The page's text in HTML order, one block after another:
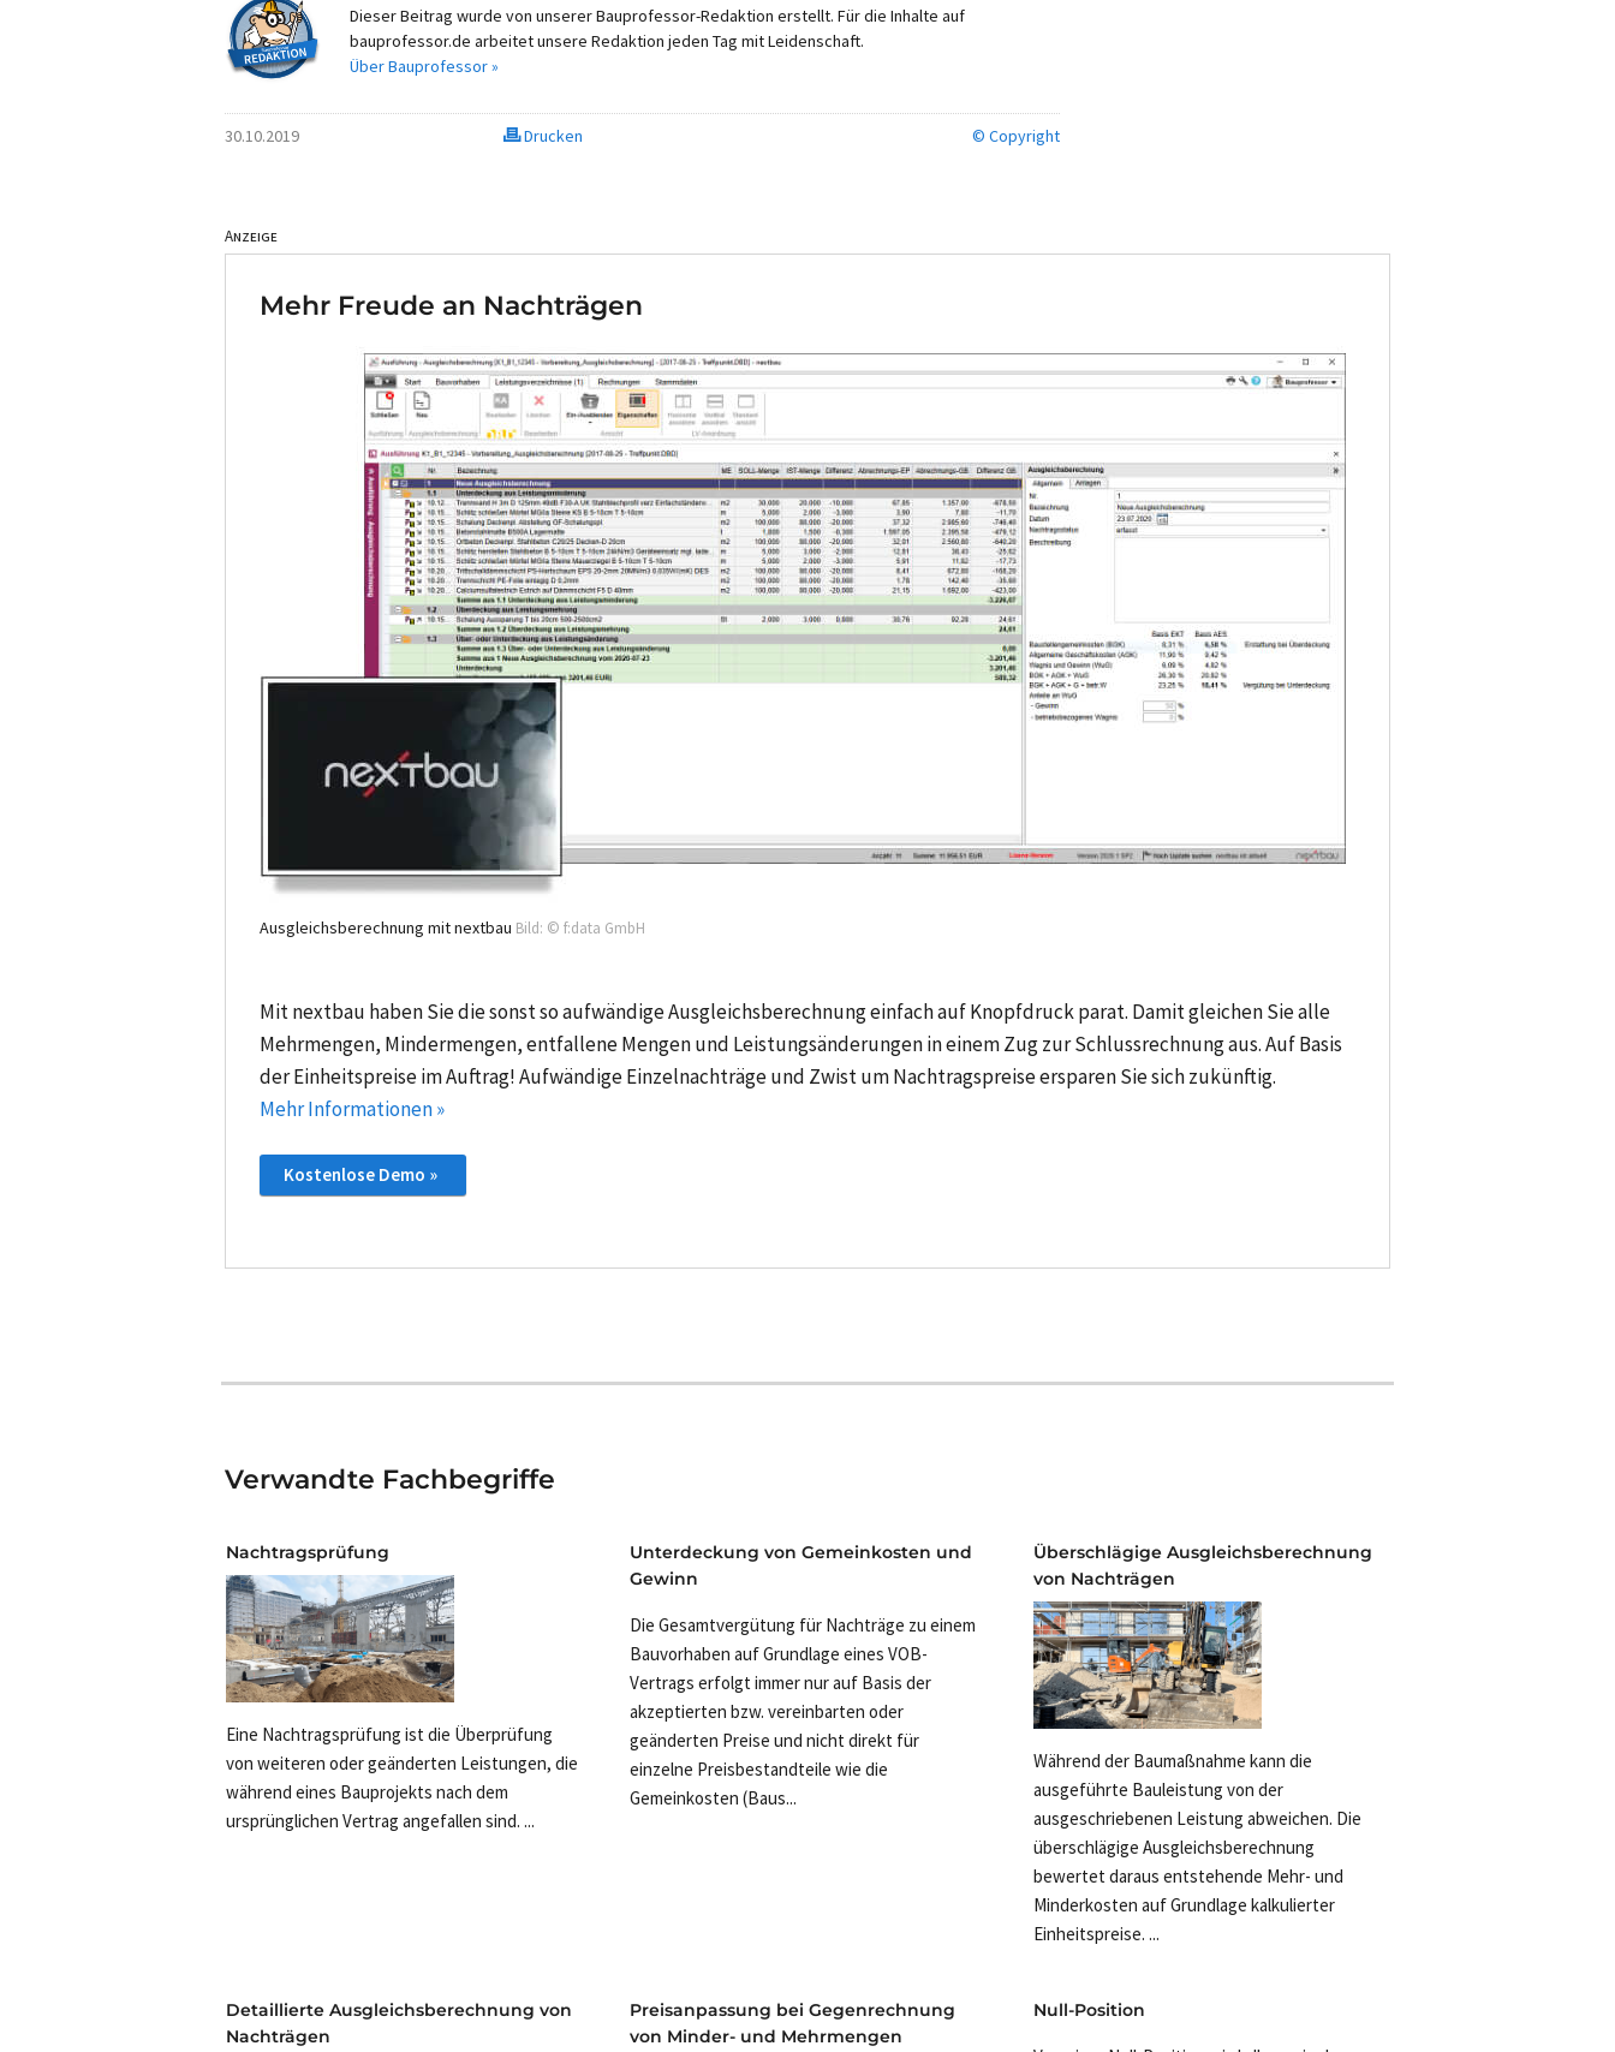
Dieser Beitrag wurde von unserer Bauprofessor-Redaktion erstellt. Für die Inhalte auf
bauprofessor.de arbeitet unsere Redaktion jeden Tag mit Leidenschaft.
Über Bauprofessor »
30.10.2019 Drucken © Copyright
Anzeige
Mehr Freude an Nachträgen
Ausgleichsberechnung mit nextbau Bild: © f:data GmbH
Mit nextbau haben Sie die sonst so aufwändige Ausgleichsberechnung einfach auf Knopfdruck parat. Damit gleichen Sie alle
Mehrmengen, Mindermengen, entfallene Mengen und Leistungsänderungen in einem Zug zur Schlussrechnung aus. Auf Basis
der Einheitspreise im Auftrag! Aufwändige Einzelnachträge und Zwist um Nachtragspreise ersparen Sie sich zukünftig.
Mehr Informationen »
Kostenlose Demo »
Verwandte Fachbegriffe
Nachtragsprüfung
Eine Nachtragsprüfung ist die Überprüfung
von weiteren oder geänderten Leistungen, die
während eines Bauprojekts nach dem
ursprünglichen Vertrag angefallen sind. ...
Unterdeckung von Gemeinkosten und
Gewinn
Die Gesamtvergütung für Nachträge zu einem
Bauvorhaben auf Grundlage eines VOB-
Vertrags erfolgt immer nur auf Basis der
akzeptierten bzw. vereinbarten oder
geänderten Preise und nicht direkt für
einzelne Preisbestandteile wie die
Gemeinkosten (Baus...
Überschlägige Ausgleichsberechnung
von Nachträgen
Während der Baumaßnahme kann die
ausgeführte Bauleistung von der
ausgeschriebenen Leistung abweichen. Die
überschlägige Ausgleichsberechnung
bewertet daraus entstehende Mehr- und
Minderkosten auf Grundlage kalkulierter
Einheitspreise. ...
Detaillierte Ausgleichsberechnung von
Nachträgen
Preisanpassung bei Gegenrechnung
von Minder- und Mehrmengen
Null-Position